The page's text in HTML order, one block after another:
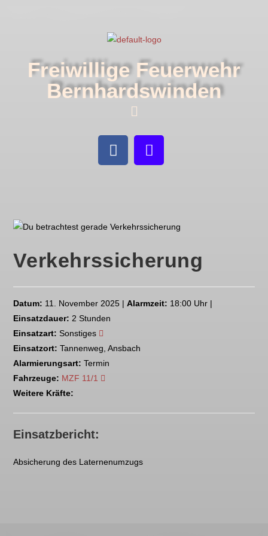
Freiwillige Feuerwehr
Bernhardswinden
Verkehrssicherung
Datum: 11. November 2025 |Alarmzeit: 18:00 Uhr |
Einsatzdauer: 2 Stunden
Einsatzart: Sonstiges
Einsatzort: Tannenweg, Ansbach
Alarmierungsart: Termin
Fahrzeuge: MZF 11/1
Weitere Kräfte:
Einsatzbericht:
Absicherung des Laternenumzugs